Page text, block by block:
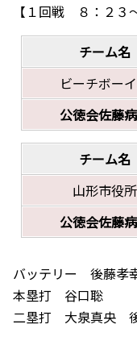
【１回戦 ８：２３
チーム名
ビーチボー
公徳会佐藤
チーム名
山形市役所
公徳会佐藤
バッテリー 後藤
本塁打 谷口聡
二塁打 大泉真央